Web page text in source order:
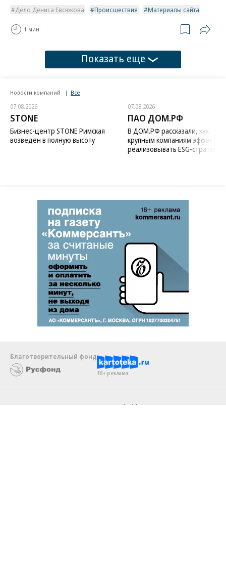
Дело Дениса Евсюкова Происшествия Материалы сайта
1 мин.
Показать еще
Новости компаний Все
07.08.2026
STONE
Бизнес-центр STONE Римская
возведен в полную высоту
07.08.2026
ПАО ДОМ.РФ
В ДОМ.РФ рассказали, как
крупным компаниям
реализовывать ESG-стратегию
Благотворительный фонд
18+ реклама
Android